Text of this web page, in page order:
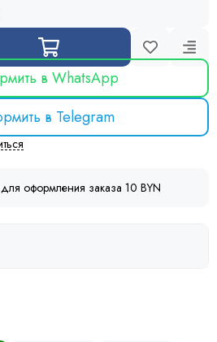
в WhatsApp
в Telegram
оформления заказа 10 BYN